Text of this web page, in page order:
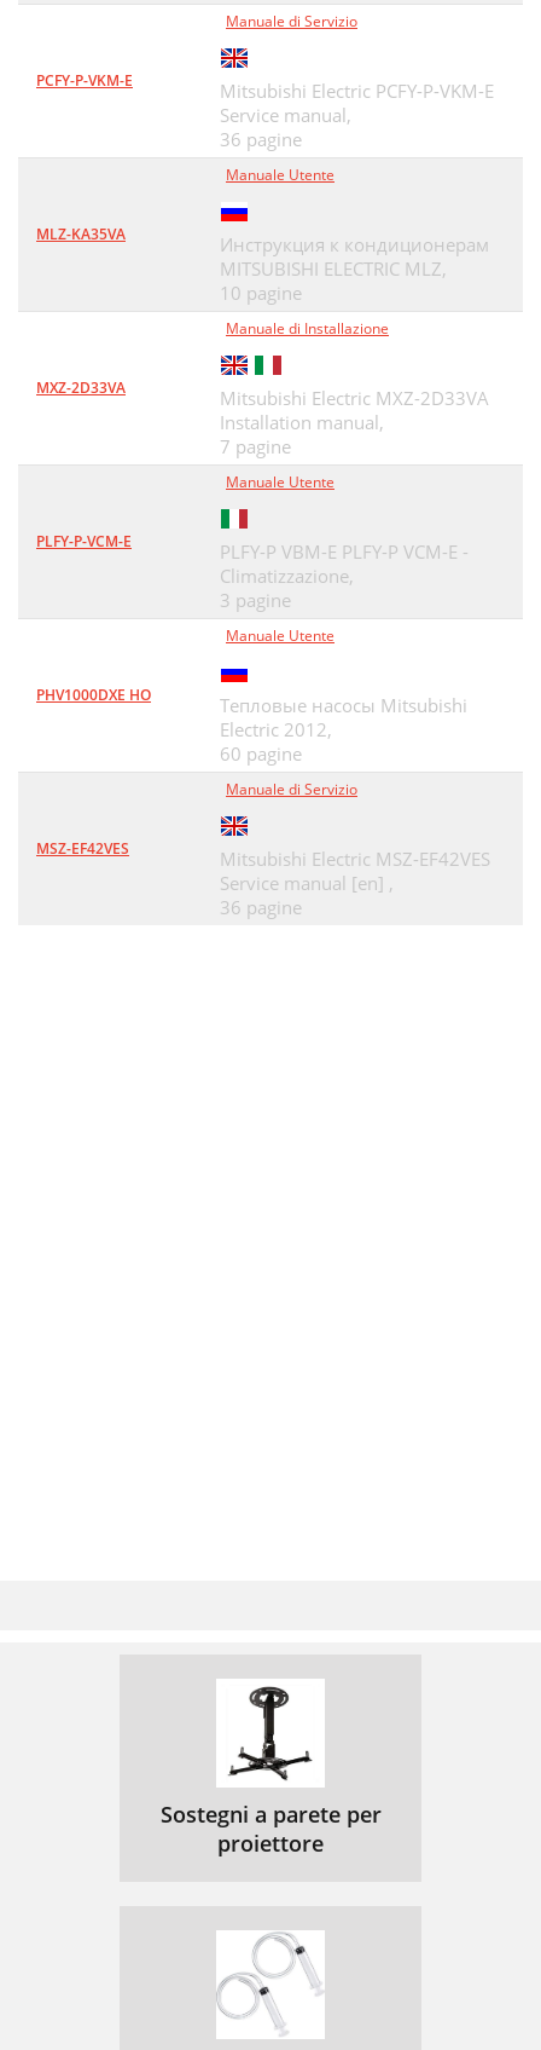
PCFY-P-VKM-E
Manuale di Servizio
Mitsubishi Electric PCFY-P-VKM-E
Service manual,
36 pagine
MLZ-KA35VA
Manuale Utente
Инструкция к кондиционерам
MITSUBISHI ELECTRIC MLZ,
10 pagine
MXZ-2D33VA
Manuale di Installazione
Mitsubishi Electric MXZ-2D33VA
Installation manual,
7 pagine
PLFY-P-VCM-E
Manuale Utente
PLFY-P VBM-E PLFY-P VCM-E -
Climatizzazione,
3 pagine
PHV1000DXE HO
Manuale Utente
Тепловые насосы Mitsubishi
Electric 2012,
60 pagine
MSZ-EF42VES
Manuale di Servizio
Mitsubishi Electric MSZ-EF42VES
Service manual [en] ,
36 pagine
Sostegni a parete per
proiettore